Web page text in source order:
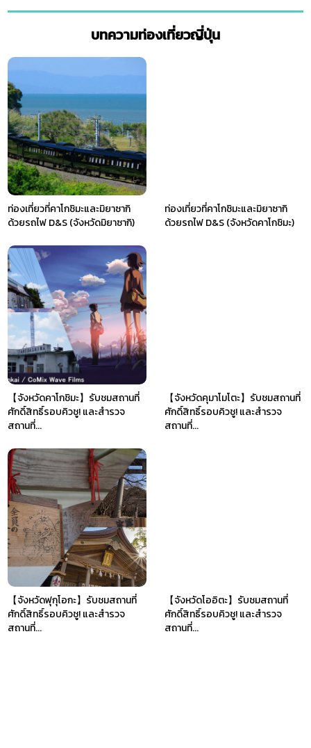
บทความท่องเที่ยวญี่ปุ่น
ท่องเที่ยวที่คาโกชิมะและมิยาซากิ
ด้วยรถไฟ D&S (จังหวัดมิยาซากิ)
ท่องเที่ยวที่คาโกชิมะและมิยาซากิ
ด้วยรถไฟ D&S (จังหวัดคาโกชิมะ)
【จังหวัดคาโกชิมะ】รับชมสถานที่
ศักดิ์สิทธิ์รอบคิวชู! และสำรวจ
สถานที่...
【จังหวัดคุมาโมโตะ】รับชมสถานที่
ศักดิ์สิทธิ์รอบคิวชู! และสำรวจ
สถานที่...
【จังหวัดฟุกุโอกะ】รับชมสถานที่
ศักดิ์สิทธิ์รอบคิวชู! และสำรวจ
สถานที่...
【จังหวัดโออิตะ】รับชมสถานที่
ศักดิ์สิทธิ์รอบคิวชู! และสำรวจ
สถานที่...